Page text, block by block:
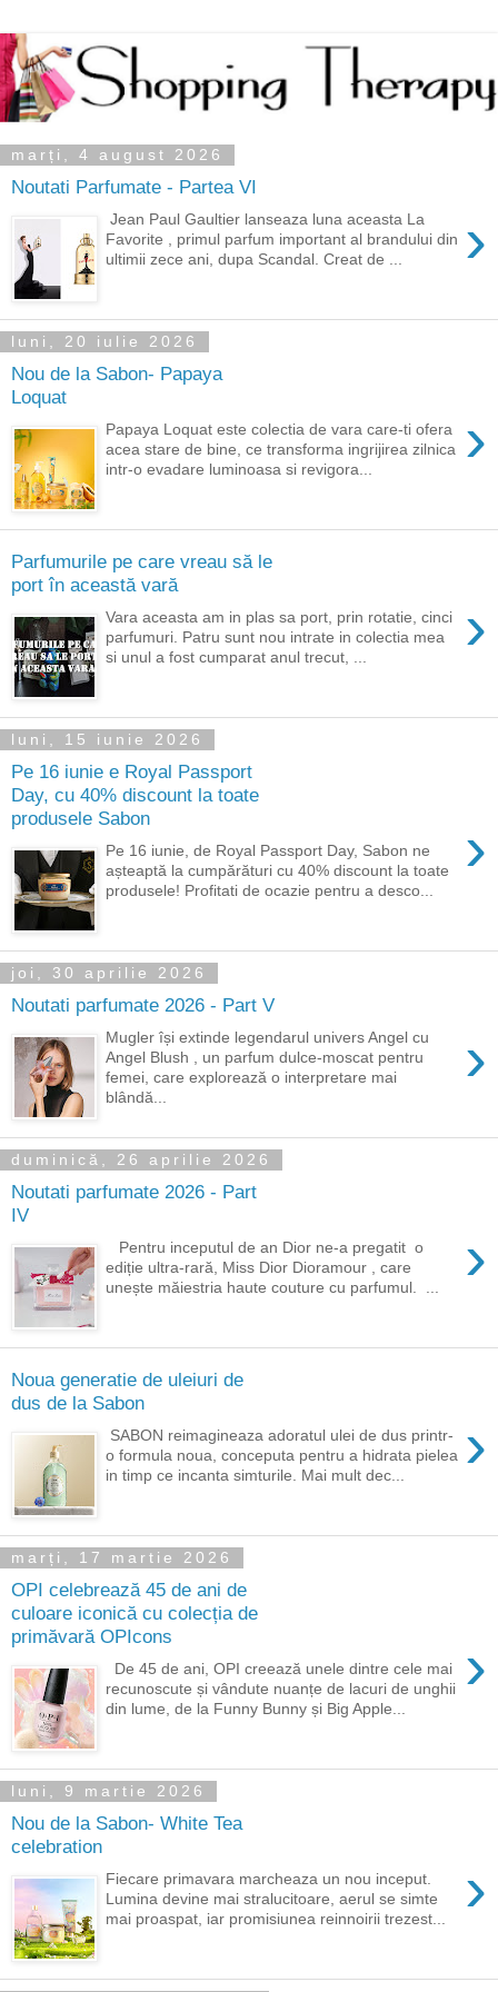
marți, 4 august 2026
Noutati Parfumate - Partea VI
›
Jean Paul Gaultier lanseaza luna aceasta La
Favorite , primul parfum important al brandului din
ultimii zece ani, dupa Scandal. Creat de ...
luni, 20 iulie 2026
Nou de la Sabon- Papaya
Loquat
›
Papaya Loquat este colectia de vara care-ti ofera
acea stare de bine, ce transforma ingrijirea zilnica
intr-o evadare luminoasa si revigora...
Parfumurile pe care vreau să le
port în această vară
›
Vara aceasta am in plas sa port, prin rotatie, cinci
parfumuri. Patru sunt nou intrate in colectia mea
si unul a fost cumparat anul trecut, ...
luni, 15 iunie 2026
Pe 16 iunie e Royal Passport
Day, cu 40% discount la toate
produsele Sabon
›
Pe 16 iunie, de Royal Passport Day, Sabon ne
așteaptă la cumpărături cu 40% discount la toate
produsele! Profitati de ocazie pentru a desco...
joi, 30 aprilie 2026
Noutati parfumate 2026 - Part V
›
Mugler își extinde legendarul univers Angel cu
Angel Blush , un parfum dulce-moscat pentru
femei, care explorează o interpretare mai
blândă...
duminică, 26 aprilie 2026
Noutati parfumate 2026 - Part
IV
›
Pentru inceputul de an Dior ne-a pregatit o
ediție ultra-rară, Miss Dior Dioramour , care
unește măiestria haute couture cu parfumul. ...
Noua generatie de uleiuri de
dus de la Sabon
›
SABON reimagineaza adoratul ulei de dus printr-
o formula noua, conceputa pentru a hidrata pielea
in timp ce incanta simturile. Mai mult dec...
marți, 17 martie 2026
OPI celebrează 45 de ani de
culoare iconică cu colecția de
primăvară OPIcons
›
De 45 de ani, OPI creează unele dintre cele mai
recunoscute și vândute nuanțe de lacuri de unghii
din lume, de la Funny Bunny și Big Apple...
luni, 9 martie 2026
Nou de la Sabon- White Tea
celebration
›
Fiecare primavara marcheaza un nou inceput.
Lumina devine mai stralucitoare, aerul se simte
mai proaspat, iar promisiunea reinnoirii trezest...